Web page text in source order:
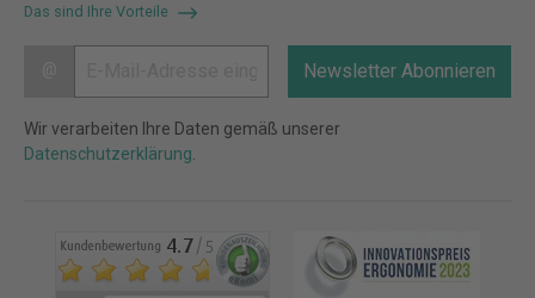
Das sind Ihre Vorteile
Newsletter Abonnieren
Wir verarbeiten Ihre Daten gemäß unserer
Datenschutzerklärung